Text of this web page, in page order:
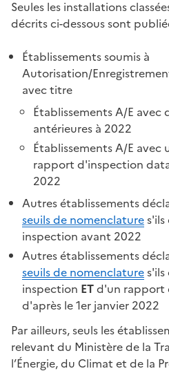
Seules les installations
décrits ci-dessous sont
Établissements soumis à
Autorisation/
avec titre
Établissements A/E
antérieures à 2022
Établissements A/E avec
rapport d'inspection
2022
Autres établissements
seuils de nomenclature
inspection avant 2022
Autres établissements
seuils de nomenclature
inspection ETd'un rapport
d'après le 1er janvier 2022
Par ailleurs, seuls les
relevant du Ministère de la
l’Énergie, du Climat et de la